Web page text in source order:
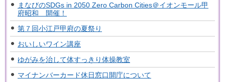
まなびのSDGs in 2050 Zero Carbon Cities＠イオンモール甲
府昭和 開催！
第７回小江戸甲府の夏祭り
おいしいワイン講座
ゆがみを治して体すっきり体操教室
マイナンバーカード休日窓口開庁について